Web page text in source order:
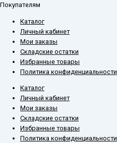
Покупателям
Каталог
Личный кабинет
Мои заказы
Складские остатки
Избранные товары
Политика конфиденциальности
Каталог
Личный кабинет
Мои заказы
Складские остатки
Избранные товары
Политика конфиденциальности